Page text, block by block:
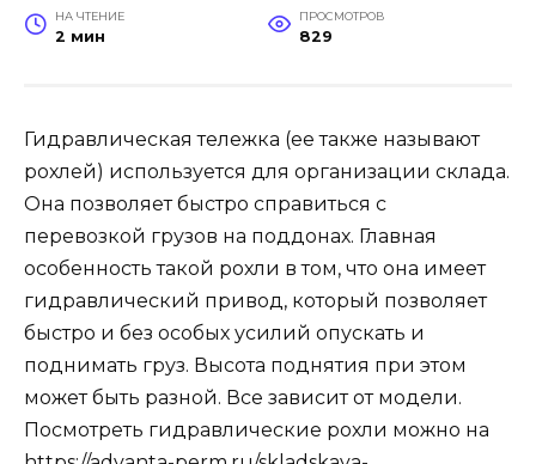
НА ЧТЕНИЕ
2 мин
ПРОСМОТРОВ
829
Гидравлическая тележка (ее также называют
рохлей) используется для организации склада.
Она позволяет быстро справиться с
перевозкой грузов на поддонах. Главная
особенность такой рохли в том, что она имеет
гидравлический привод, который позволяет
быстро и без особых усилий опускать и
поднимать груз. Высота поднятия при этом
может быть разной. Все зависит от модели.
Посмотреть гидравлические рохли можно на